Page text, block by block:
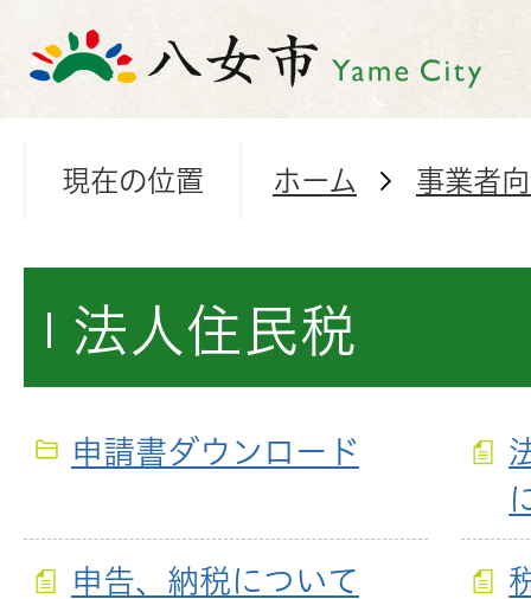
現在の位置 ホーム 事業者
法人住民税
申請書ダウンロード
申告、納税について